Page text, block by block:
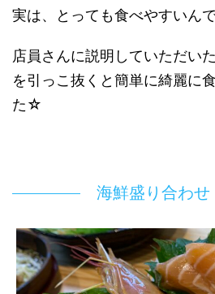
実は、とっても食べやすいんで
店員さんに説明していただい
を引っこ抜くと簡単に綺麗に
た☆
海鮮盛り合わせ